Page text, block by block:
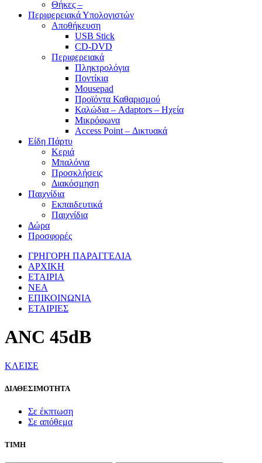
Θήκες –
Περιφερειακά Υπολογιστών
Αποθήκευση
USB Stick
CD-DVD
Περιφερειακά
Πληκτρολόγια
Ποντίκια
Mousepad
Προϊόντα Καθαρισμού
Καλώδια – Adaptors – Ηχεία
Μικρόφωνα
Access Point – Δικτυακά
Είδη Πάρτυ
Κεριά
Μπαλόνια
Προσκλήσεις
Διακόσμηση
Παιχνίδια
Εκπαιδευτικά
Παιχνίδια
Δώρα
Προσφορές
ΓΡΗΓΟΡΗ ΠΑΡΑΓΓΕΛΙΑ
ΑΡΧΙΚΗ
ΕΤΑΙΡΙΑ
ΝΕΑ
ΕΠΙΚΟΙΝΩΝΙΑ
ΕΤΑΙΡΙΕΣ
ANC 45dB
ΚΛΕΙΣΕ
ΔΙΑΘΕΣΙΜΟΤΗΤΑ
Σε έκπτωση
Σε απόθεμα
ΤΙΜΗ